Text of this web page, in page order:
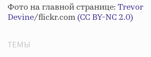
Фото на главной странице: Trevor
Devine/flickr.com(CC BY-NC 2.0)
ТЕМЫ